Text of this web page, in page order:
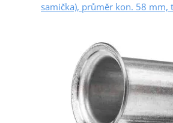
samička), průměr kon. 58 mm,